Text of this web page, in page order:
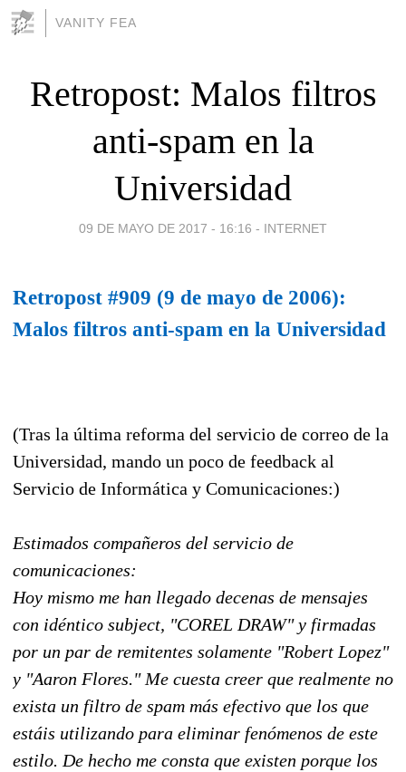
VANITY FEA
Retropost: Malos filtros
anti-spam en la
Universidad
09 DE MAYO DE 2017 - 16:16 - INTERNET
Retropost #909 (9 de mayo de 2006):
Malos filtros anti-spam en la Universidad
(Tras la última reforma del servicio de correo de la
Universidad, mando un poco de feedback al
Servicio de Informática y Comunicaciones:)
Estimados compañeros del servicio de
comunicaciones:
Hoy mismo me han llegado decenas de mensajes
con idéntico subject, "COREL DRAW" y firmadas
por un par de remitentes solamente "Robert Lopez"
y "Aaron Flores." Me cuesta creer que realmente no
exista un filtro de spam más efectivo que los que
estáis utilizando para eliminar fenómenos de este
estilo. De hecho me consta que existen porque los